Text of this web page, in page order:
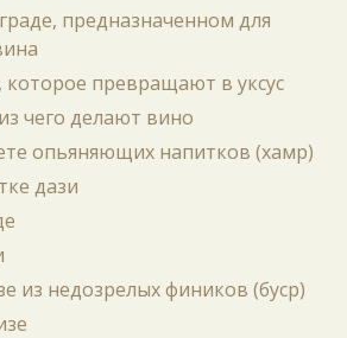
предназначенном для
которое превращают в уксус
чего делают вино
опьяняющих напитков (хамр)
дази
из недозрелых фиников (буср)